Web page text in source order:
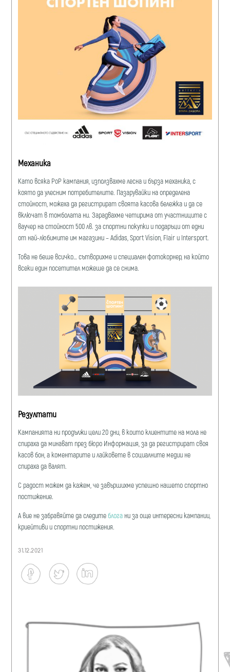
Механика
Като всяка PoP кампания, използвахме лесна и бърза механика, с
която да улесним потребителите. Пазарувайки на определена
стойност, можеха да регистрират своята касова бележка и да се
включат в томболата ни. Зарадвахме четирима от участниците с
ваучер на стойност 500 лв. за спортни покупки и подаръци от едни
от най-любимите им магазини – Adidas, Sport Vision, Flair и Intersport.
Това не беше всичко… сътворихме и специален фотокорнер, на който
всеки един посетител можеше да се снима.
Резултати
Кампанията ни продължи цели 20 дни, в които клиентите на мола не
спираха да минават през бюро Информация, за да регистрират своя
касов бон, а коментарите и лайковете в социалните медии не
спираха да валят.
С радост можем да кажем, че завършихме успешно нашето спортно
постижение.
А вие не забравяйте да следите блога ни за още интересни кампании,
криейтиви и спортни постижения.
31.12.2021